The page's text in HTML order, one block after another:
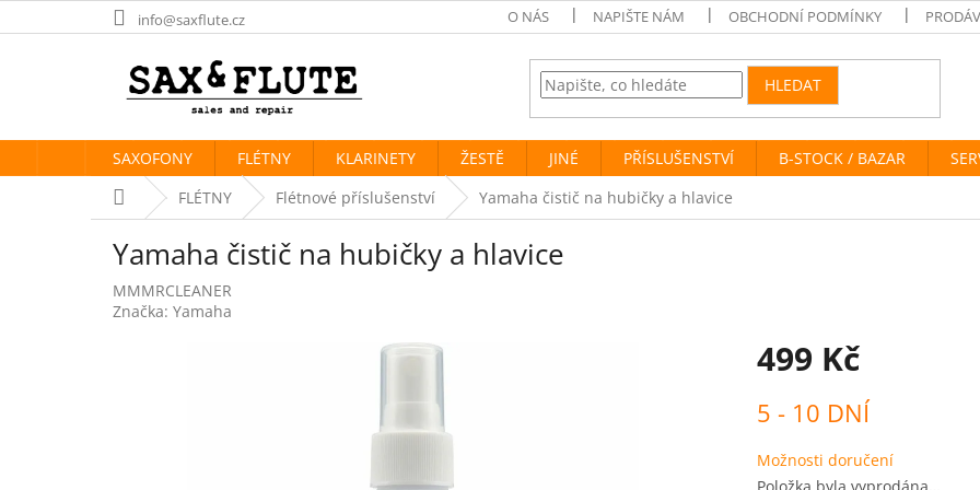
na
info@saxflute.cz O NÁS NAPIŠTE NÁM OBCHODNÍ PODMÍNKY
HLEDAT
SAXOFONY FLÉTNY KLARINETY ŽESTĚ JINÉ PŘÍSLUŠENSTVÍ B-STOCK / BAZAR
Domů FLÉTNY Flétnové příslušenství Yamaha čistič na hubičky a hlavice
Yamaha čistič na hubičky a hlavice
MMMRCLEANER
Značka: Yamaha
499 Kč
cena:
5 - 10 DNÍ
Možnosti doručení